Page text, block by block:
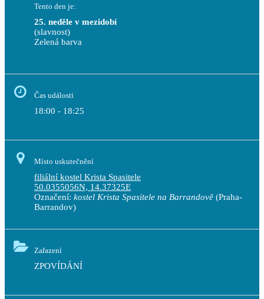
Tento den je:
25. neděle v mezidobí
(slavnost)
Zelená barva
Čas události
18:00 - 18:25
Místo uskutečnění
filiální kostel Krista Spasitele
50.0355056N, 14.37325E
Označení: kostel Krista Spasitele na Barrandově (Praha-
Barrandov)
Zařazení
ZPOVÍDÁNÍ